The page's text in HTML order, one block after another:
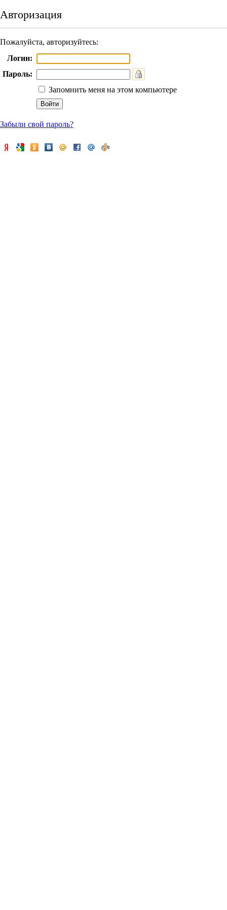
Авторизация
Пожалуйста, авторизуйтесь:
Логин:
Пароль:
Запомнить меня на этом компьютере
Забыли свой пароль?